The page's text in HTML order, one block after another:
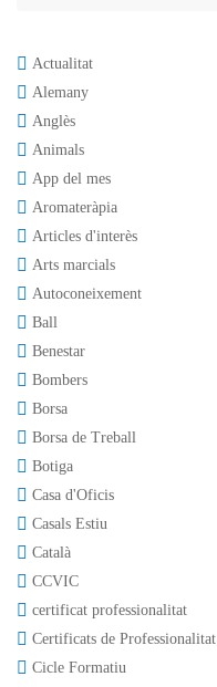
Actualitat
Alemany
Anglès
Animals
App del mes
Aromateràpia
Articles d'interès
Arts marcials
Autoconeixement
Ball
Benestar
Bombers
Borsa
Borsa de Treball
Botiga
Casa d'Oficis
Casals Estiu
Català
CCVIC
certificat professionalitat
Certificats de Professionalitat
Cicle Formatiu